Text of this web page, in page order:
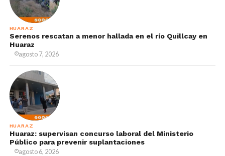
HUARAZ
Serenos rescatan a menor hallada en el río Quillcay en
Huaraz
agosto 7, 2026
HUARAZ
Huaraz: supervisan concurso laboral del Ministerio
Público para prevenir suplantaciones
agosto 6, 2026